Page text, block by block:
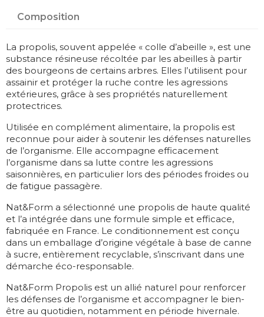
Composition
La propolis, souvent appelée « colle d’abeille », est une
substance résineuse récoltée par les abeilles à partir
des bourgeons de certains arbres. Elles l’utilisent pour
assainir et protéger la ruche contre les agressions
extérieures, grâce à ses propriétés naturellement
protectrices.
Utilisée en complément alimentaire, la propolis est
reconnue pour aider à soutenir les défenses naturelles
de l’organisme. Elle accompagne efficacement
l’organisme dans sa lutte contre les agressions
saisonnières, en particulier lors des périodes froides ou
de fatigue passagère.
Nat&Form a sélectionné une propolis de haute qualité
et l’a intégrée dans une formule simple et efficace,
fabriquée en France. Le conditionnement est conçu
dans un emballage d’origine végétale à base de canne
à sucre, entièrement recyclable, s’inscrivant dans une
démarche éco-responsable.
Nat&Form Propolis est un allié naturel pour renforcer
les défenses de l’organisme et accompagner le bien-
être au quotidien, notamment en période hivernale.